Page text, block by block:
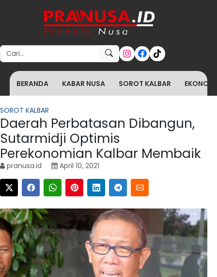
Search for:
BERANDA KABAR NUSA SOROT KALBAR
SOROT KALBAR
Daerah Perbatasan Dibangun,
Sutarmidji Optimis
Perekonomian Kalbar Membaik
pranusa.id April 10, 2021